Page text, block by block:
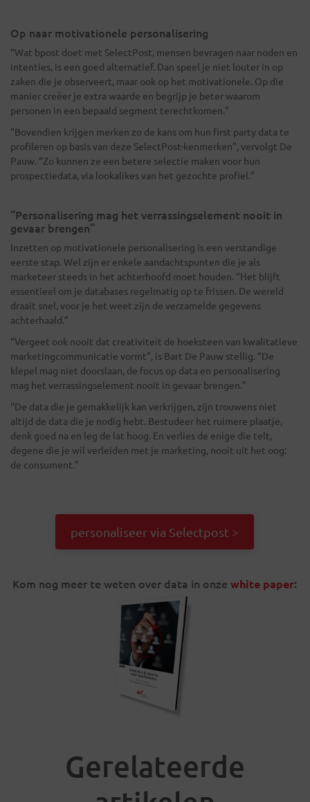
Op naar motivationele personalisering
“Wat bpost doet met SelectPost, mensen bevragen naar noden en
intenties, is een goed alternatief. Dan speel je niet louter in op
zaken die je observeert, maar ook op het motivationele. Op die
manier creëer je extra waarde en begrijp je beter waarom
personen in een bepaald segment terechtkomen.”
“Bovendien krijgen merken zo de kans om hun first party data te
profileren op basis van deze SelectPost-kenmerken”, vervolgt De
Pauw. “Zo kunnen ze een betere selectie maken voor hun
prospectiedata, via lookalikes van het gezochte profiel.”
“Personalisering mag het verrassingselement nooit in
gevaar brengen”
Inzetten op motivationele personalisering is een verstandige
eerste stap. Wel zijn er enkele aandachtspunten die je als
marketeer steeds in het achterhoofd moet houden. “Het blijft
essentieel om je databases regelmatig op te frissen. De wereld
draait snel, voor je het weet zijn de verzamelde gegevens
achterhaald.”
“Vergeet ook nooit dat creativiteit de hoeksteen van kwalitatieve
marketingcommunicatie vormt”, is Bart De Pauw stellig. “De
klepel mag niet doorslaan, de focus op data en personalisering
mag het verrassingselement nooit in gevaar brengen.”
“De data die je gemakkelijk kan verkrijgen, zijn trouwens niet
altijd de data die je nodig hebt. Bestudeer het ruimere plaatje,
denk goed na en leg de lat hoog. En verlies de enige die telt,
degene die je wil verleiden met je marketing, nooit uit het oog:
de consument.”
personaliseer via Selectpost >
Kom nog meer te weten over data in onzewhite paper:
Gerelateerde